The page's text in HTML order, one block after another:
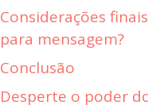
Considerações
para mensagem?
Conclusão
Desperte o poder